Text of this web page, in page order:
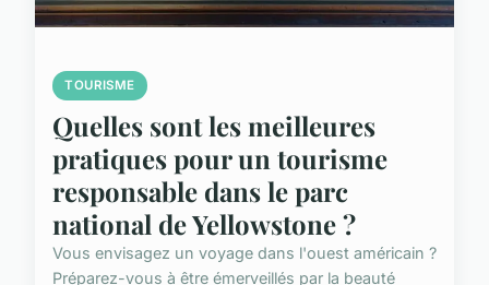
TOURISME
Quelles sont les meilleures
pratiques pour un tourisme
responsable dans le parc
national de Yellowstone ?
Vous envisagez un voyage dans l'ouest américain ?
Préparez-vous à être émerveillés par la beauté